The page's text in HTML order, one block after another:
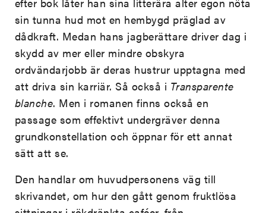
sin tunna hud mot en hembygd präglad av
dådkraft. Medan hans jagberättare driver dag i
skydd av mer eller mindre obskyra
ordvändarjobb är deras hustrur upptagna med
att driva sin karriär. Så också i Transparente
blanche. Men i romanen finns också en
passage som effektivt undergräver denna
grundkonstellation och öppnar för ett annat
sätt att se.
Den handlar om huvudpersonens väg till
skrivandet, om hur den gått genom fruktlösa